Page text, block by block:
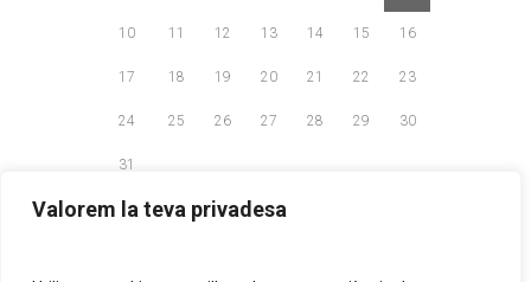
Valorem la teva privadesa
10 11 12 13 14 15 16
17 18 19 20 21 22 23
24 25 26 27 28 29 30
31